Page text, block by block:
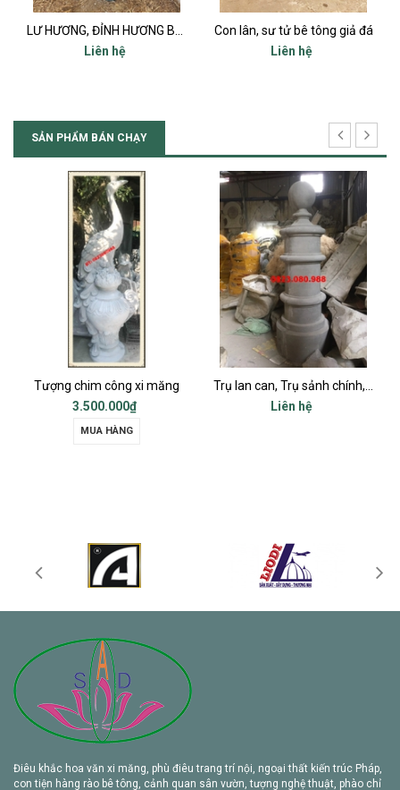
Con lân, sư tử bê tông giả đá
Liên hệ
Con Nghê xi măng
Liên hệ
SẢN PHẨM BÁN CHẠY
Liên hệ
Liên hệ
Điêu khắc hoa văn xi măng, phù điêu trang trí nội, ngoại thất kiến trúc Pháp,
con tiện hàng rào bê tông, cảnh quan sân vườn, tượng nghệ thuật, phào chỉ